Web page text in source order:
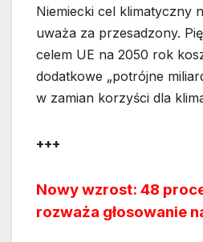
Niemiecki cel klimatyczny
uważa za przesadzony.
celem UE na 2050 rok
dodatkowe „potrójne
w zamian korzyści dla
+++
Nowy wzrost: 48
rozważa głosowanie